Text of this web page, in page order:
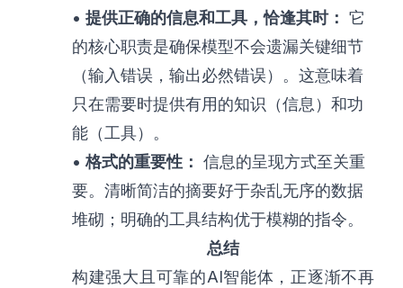
• 提供正确的信息和工具，恰逢其时： 它
的核心职责是确保模型不会遗漏关键细节
（输入错误，输出必然错误）。这意味着
只在需要时提供有用的知识（信息）和功
能（工具）。
• 格式的重要性： 信息的呈现方式至关重
要。清晰简洁的摘要好于杂乱无序的数据
堆砌；明确的工具结构优于模糊的指令。
总结
构建强大且可靠的AI智能体，正逐渐不再